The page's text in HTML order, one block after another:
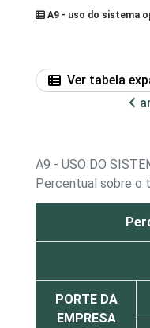
A9 - uso do sistema
Ver tabela
A9 - USO DO
Percentual sobre o
PORTE DA
EMPRESA